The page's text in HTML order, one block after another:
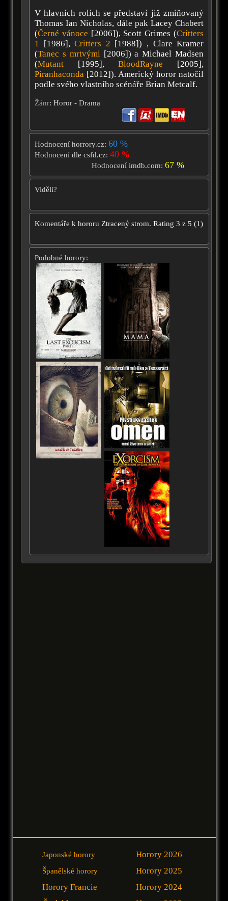
V hlavních rolích se představí již zmiňovaný
Thomas Ian Nicholas, dále pak Lacey Chabert
(Černé vánoce [2006]), Scott Grimes (Critters
1 [1986],Critters 2 [1988]) , Clare Kramer
(Tanec s mrtvými[2006]) a Michael Madsen
(Mutant [1995],BloodRayne [2005],
Piranhaconda [2012]). Americký horor natočil
podle svého vlastního scénáře Brian Metcalf.
Žánr: Horor - Drama
Hodnocení horrory.cz: 60 %
Hodnocení dle csfd.cz: 40 %
Hodnocení imdb.com:67 %
Viděli?
Komentáře k hororu Ztracený strom. Rating 3 z 5 (1)
Podobné horory:
Japonské horory
Španělské horory
Horory Francie
Horory 2026
Horory 2025
Horory 2024